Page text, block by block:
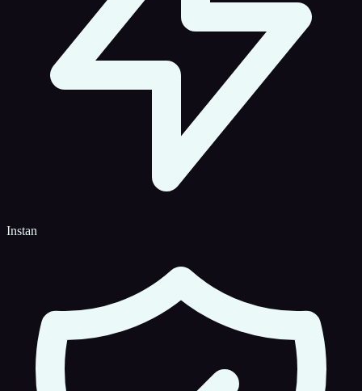
Instan